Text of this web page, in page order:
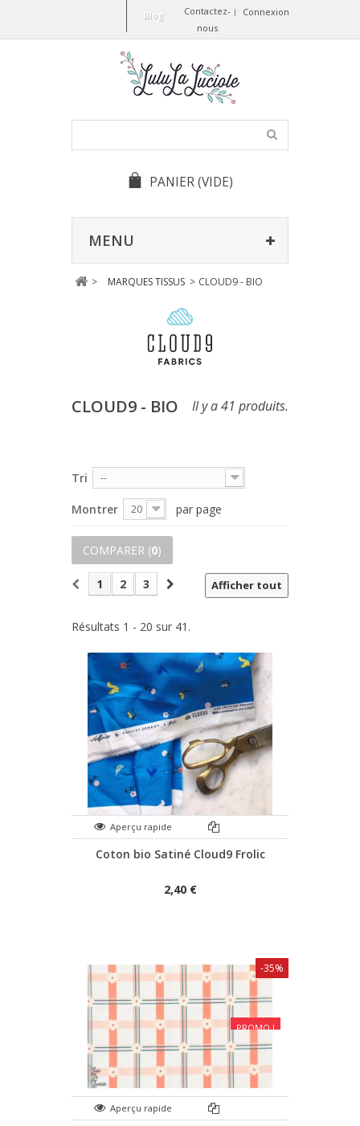
Connexion
Contactez-
nous
Blog
PANIER(VIDE)
MENU
> MARQUES TISSUS > CLOUD9 - BIO
CLOUD9 - BIO Il y a 41 produits.
Tri --
Montrer 20 par page
COMPARER (0)
Afficher tout
1 2 3
Résultats 1 - 20 sur 41.
Aperçu rapide
Coton bio Satiné Cloud9 Frolic
2,40 €
PROMO !
Aperçu rapide
-35%